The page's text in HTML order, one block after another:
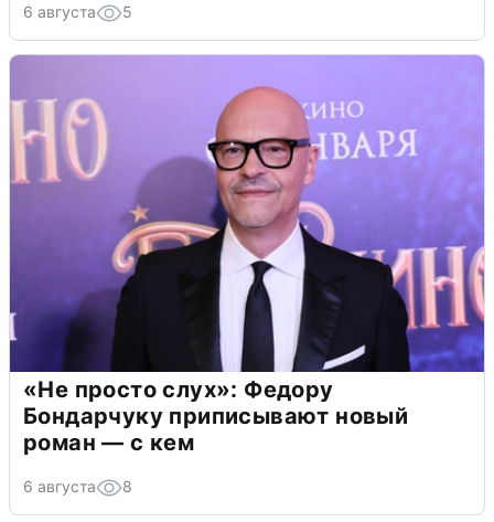
6 августа 5
«Не просто слух»: Федору
Бондарчуку приписывают новый
роман — с кем
6 августа 8